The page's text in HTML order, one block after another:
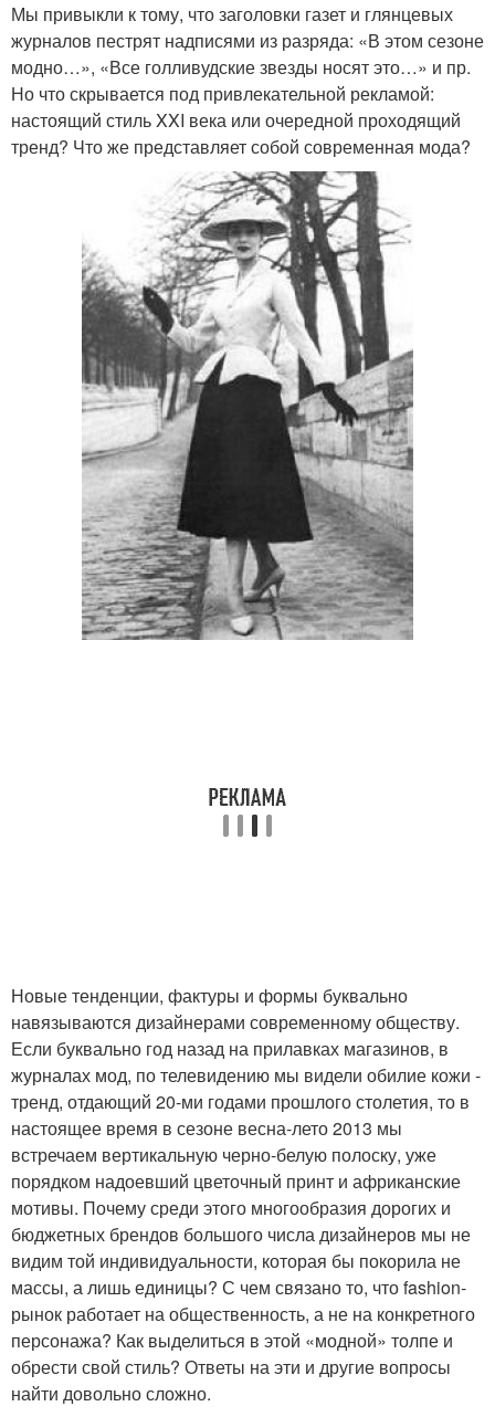
Мы привыкли к тому, что заголовки газет и глянцевых
журналов пестрят надписями из разряда: «В этом сезоне
модно…», «Все голливудские звезды носят это…» и пр.
Но что скрывается под привлекательной рекламой:
настоящий стиль XXI века или очередной проходящий
тренд? Что же представляет собой современная мода?
Новые тенденции, фактуры и формы буквально
навязываются дизайнерами современному обществу.
Если буквально год назад на прилавках магазинов, в
журналах мод, по телевидению мы видели обилие кожи -
тренд, отдающий 20-ми годами прошлого столетия, то в
настоящее время в сезоне весна-лето 2013 мы
встречаем вертикальную черно-белую полоску, уже
порядком надоевший цветочный принт и африканские
мотивы. Почему среди этого многообразия дорогих и
бюджетных брендов большого числа дизайнеров мы не
видим той индивидуальности, которая бы покорила не
массы, а лишь единицы? С чем связано то, что fashion-
рынок работает на общественность, а не на конкретного
персонажа? Как выделиться в этой «модной» толпе и
обрести свой стиль? Ответы на эти и другие вопросы
найти довольно сложно.